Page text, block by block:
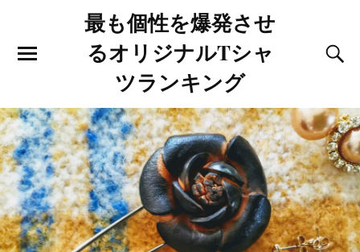
最も個性を爆発させ
るオリジナルTシャ
ツランキング